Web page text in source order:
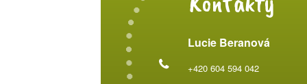
Lucie Beranová
+420 604 594 042